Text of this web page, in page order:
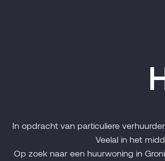
In opdracht van particuliere
Veelal in het
Op zoek naar een huurwoning in